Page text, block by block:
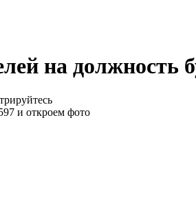
на должность
и откроем фото